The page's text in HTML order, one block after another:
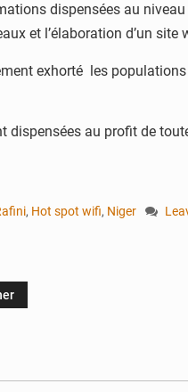
dispensées au
et l’élaboration d’un
exhorté les
dispensées au profit de
, Hot spot wifi, Niger